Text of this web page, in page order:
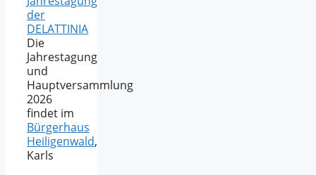
der
DELATTINIA
Die
Jahrestagung
und
Hauptversammlung
2026
findet im
Bürgerhaus
Heiligenwald,
Karls